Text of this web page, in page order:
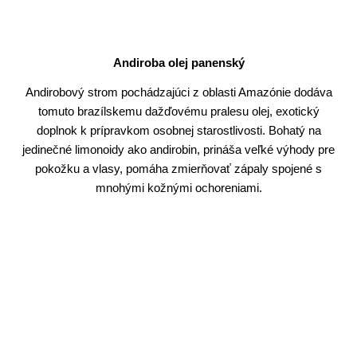
Andiroba olej panenský
Andirobový strom pochádzajúci z oblasti Amazónie dodáva
tomuto brazílskemu dažďovému pralesu olej, exotický
doplnok k prípravkom osobnej starostlivosti. Bohatý na
jedinečné limonoidy ako andirobin, prináša veľké výhody pre
pokožku a vlasy, pomáha zmierňovať zápaly spojené s
mnohými kožnými ochoreniami.